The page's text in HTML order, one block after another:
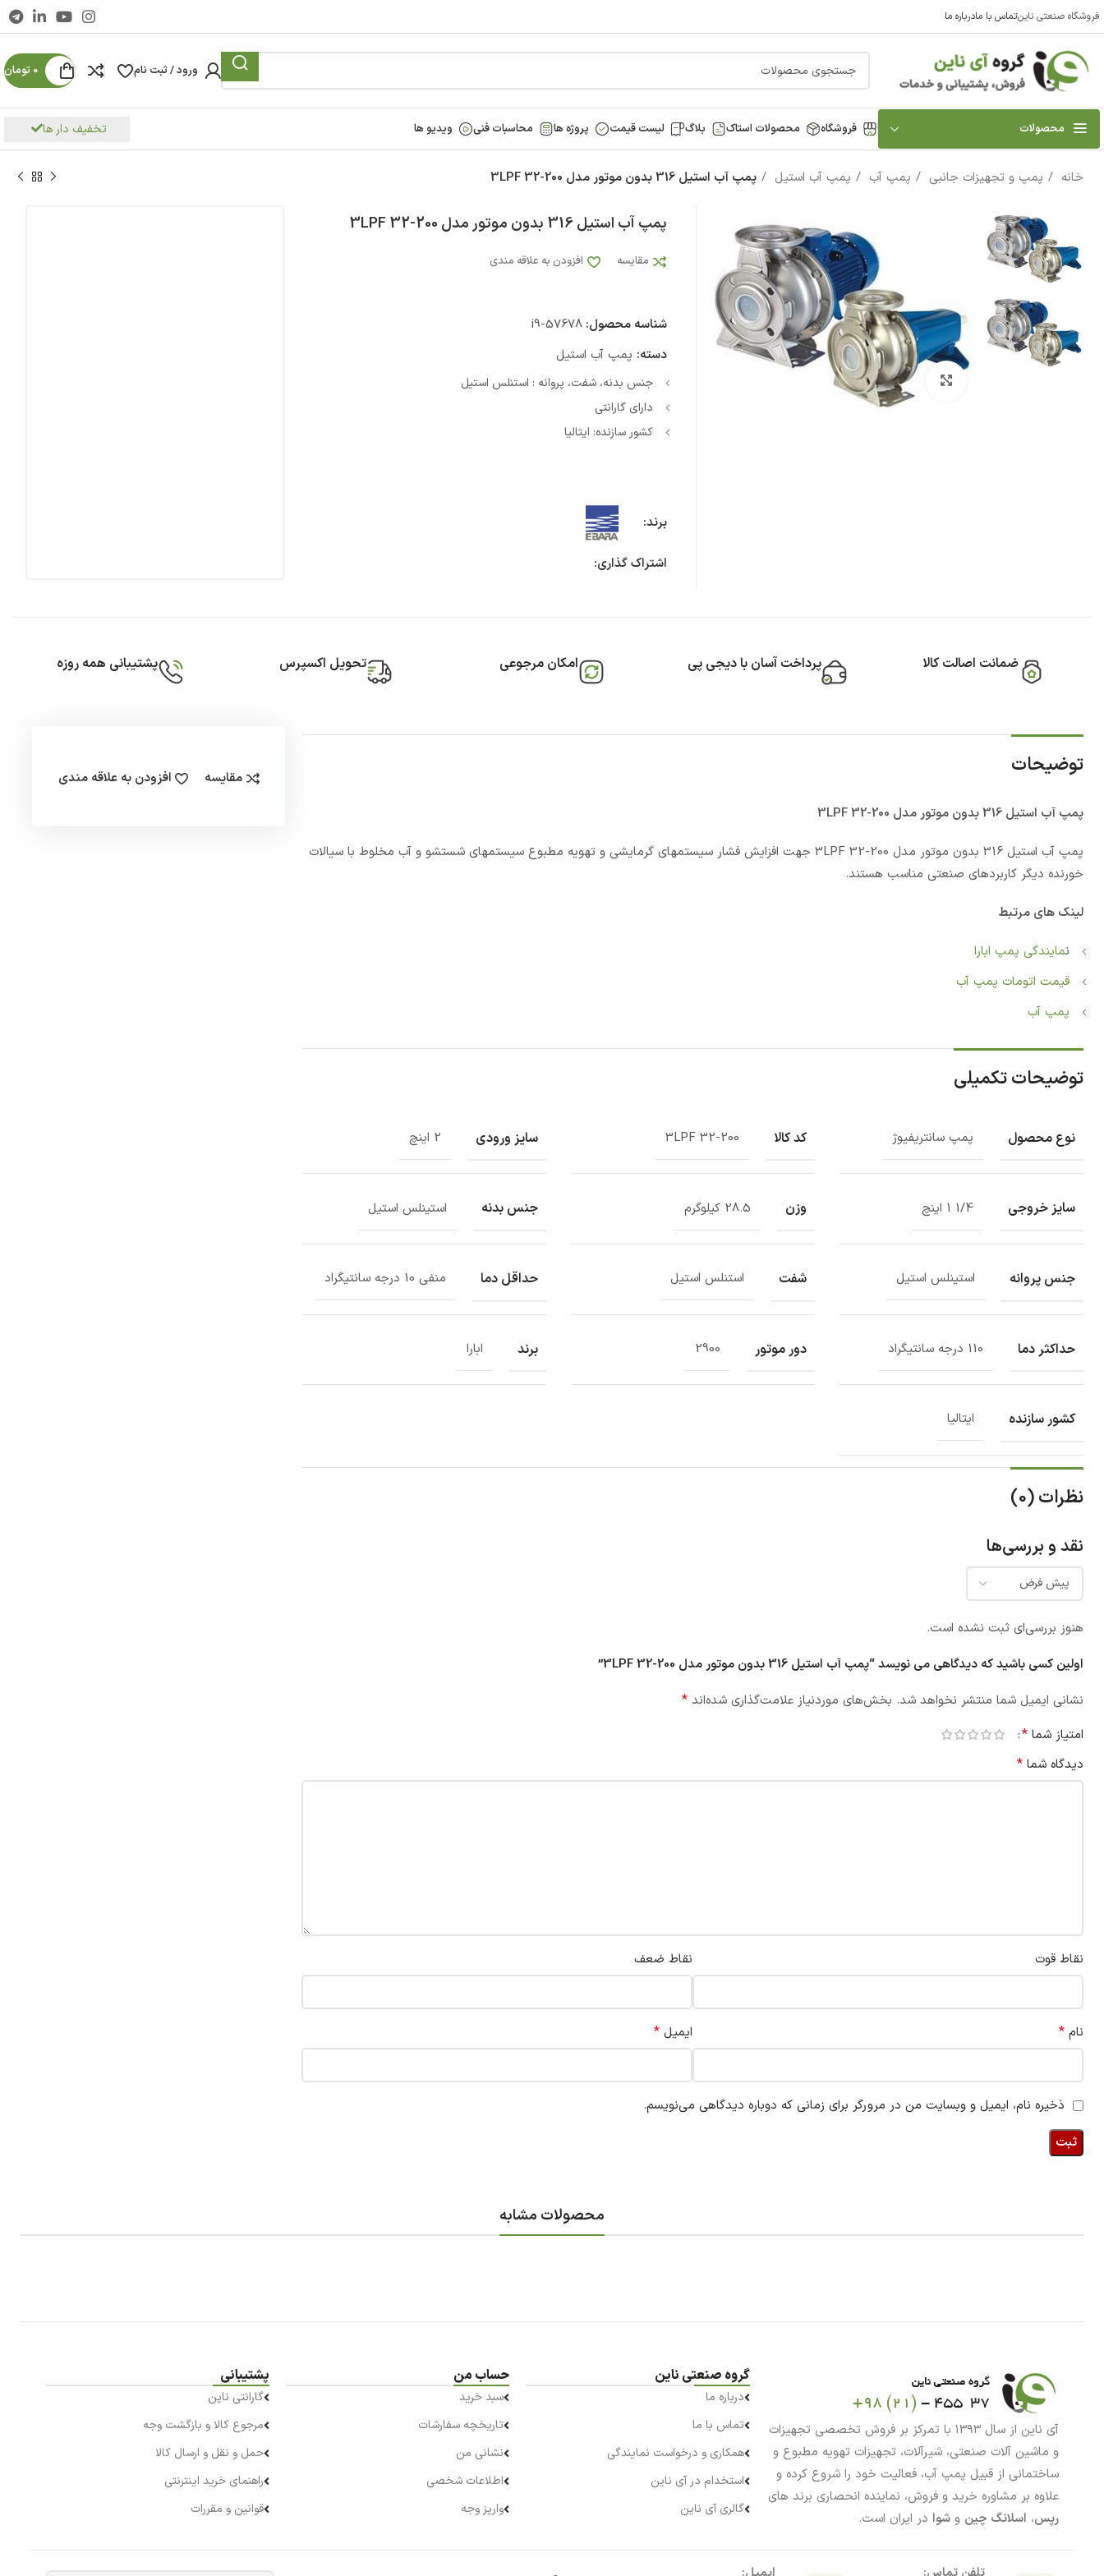
فروشگاه صنعتی ناینتماس با مادرباره ما
ورود / ثبت نام 0 تومان
محصولات فروشگاه محصولات استاک بلاگ لیست قیمت پروژه ها محاسبات فنی ویدیو ها تخفیف دار ها
خانه پمپ و تجهیزات جانبی پمپ آب پمپ آب استیل پمپ آب استيل 316 بدون موتور مدل 3LPF 32-200
بزرگنمایی تصویر
پمپ آب استيل 316 بدون موتور مدل 3LPF 32-200
مقایسه افزودن به علاقه مندی
شناسه محصول:i9-57678
دسته: پمپ آب استیل
جنس بدنه، شفت، پروانه : استنلس استیل
دارای گارانتی
کشور سازنده: ایتالیا
برند:
اشتراک گذاری:
ضمانت اصالت کالا پرداخت آسان با دیجی پی امکان مرجوعی تحویل اکسپرس پشتیبانی همه روزه
توضیحات
پمپ آب استيل 316 بدون موتور مدل 3LPF 32-200
پمپ آب استيل 316 بدون موتور مدل 3LPF 32-200 جهت افزایش فشار سیستمهای گرمایشی و تهویه مطبوع سیستمهای شستشو و آب مخلوط با سیالات
خورنده دیگر کاربردهای صنعتی مناسب هستند.
لینک های مرتبط
نمایندگی پمپ ابارا
قیمت اتومات پمپ آب
پمپ آب
توضیحات تکمیلی
نوع محصول پمپ سانتریفیوژ کد کالا 3LPF 32-200 سایز ورودی 2 اینچ
سایز خروجی 1/4 1 اینچ وزن 28.5 کیلوگرم جنس بدنه استینلس استیل
جنس پروانه استینلس استیل شفت استنلس استیل حداقل دما منفی 10 درجه سانتیگراد
حداکثر دما 110 درجه سانتیگراد دور موتور 2900 برند ابارا
کشور سازنده ایتالیا
نظرات (0)
نقد و بررسی‌ها
هنوز بررسی‌ای ثبت نشده است.
اولین کسی باشید که دیدگاهی می نویسد “پمپ آب استيل 316 بدون موتور مدل 3LPF 32-200”
نشانی ایمیل شما منتشر نخواهد شد. بخش‌های موردنیاز علامت‌گذاری شده‌اند *
امتیاز شما *
دیدگاه شما *
نقاط قوت نقاط ضعف
نام * ایمیل *
ذخیره نام، ایمیل و وبسایت من در مرورگر برای زمانی که دوباره دیدگاهی می‌نویسم.
مقایسه افزودن به علاقه مندی
محصولات مشابه
آی ناین از سال ۱۳۹۳ با تمرکز بر فروش تخصصی تجهیزات
و ماشین آلات صنعتی، شیرآلات، تجهیزات تهویه مطبوع و
ساختمانی از قبیل پمپ آب، فعالیت خود را شروع کرده و
علاوه بر مشاوره خرید و فروش، نماینده انحصاری برند های
رپس، اسلانگ چین و شوا در ایران است.
گروه صنعتی ناین
درباره ما
تماس با ما
همکاری و درخواست نمایندگی
استخدام در آی ناین
گالری آی ناین
حساب من
سبد خرید
تاریخچه سفارشات
نشانی من
اطلاعات شخصی
واریز وجه
پشتیبانی
گارانتی ناین
مرجوع کالا و بازگشت وجه
حمل و نقل و ارسال کالا
راهنمای خرید اینترنتی
قوانین و مقررات